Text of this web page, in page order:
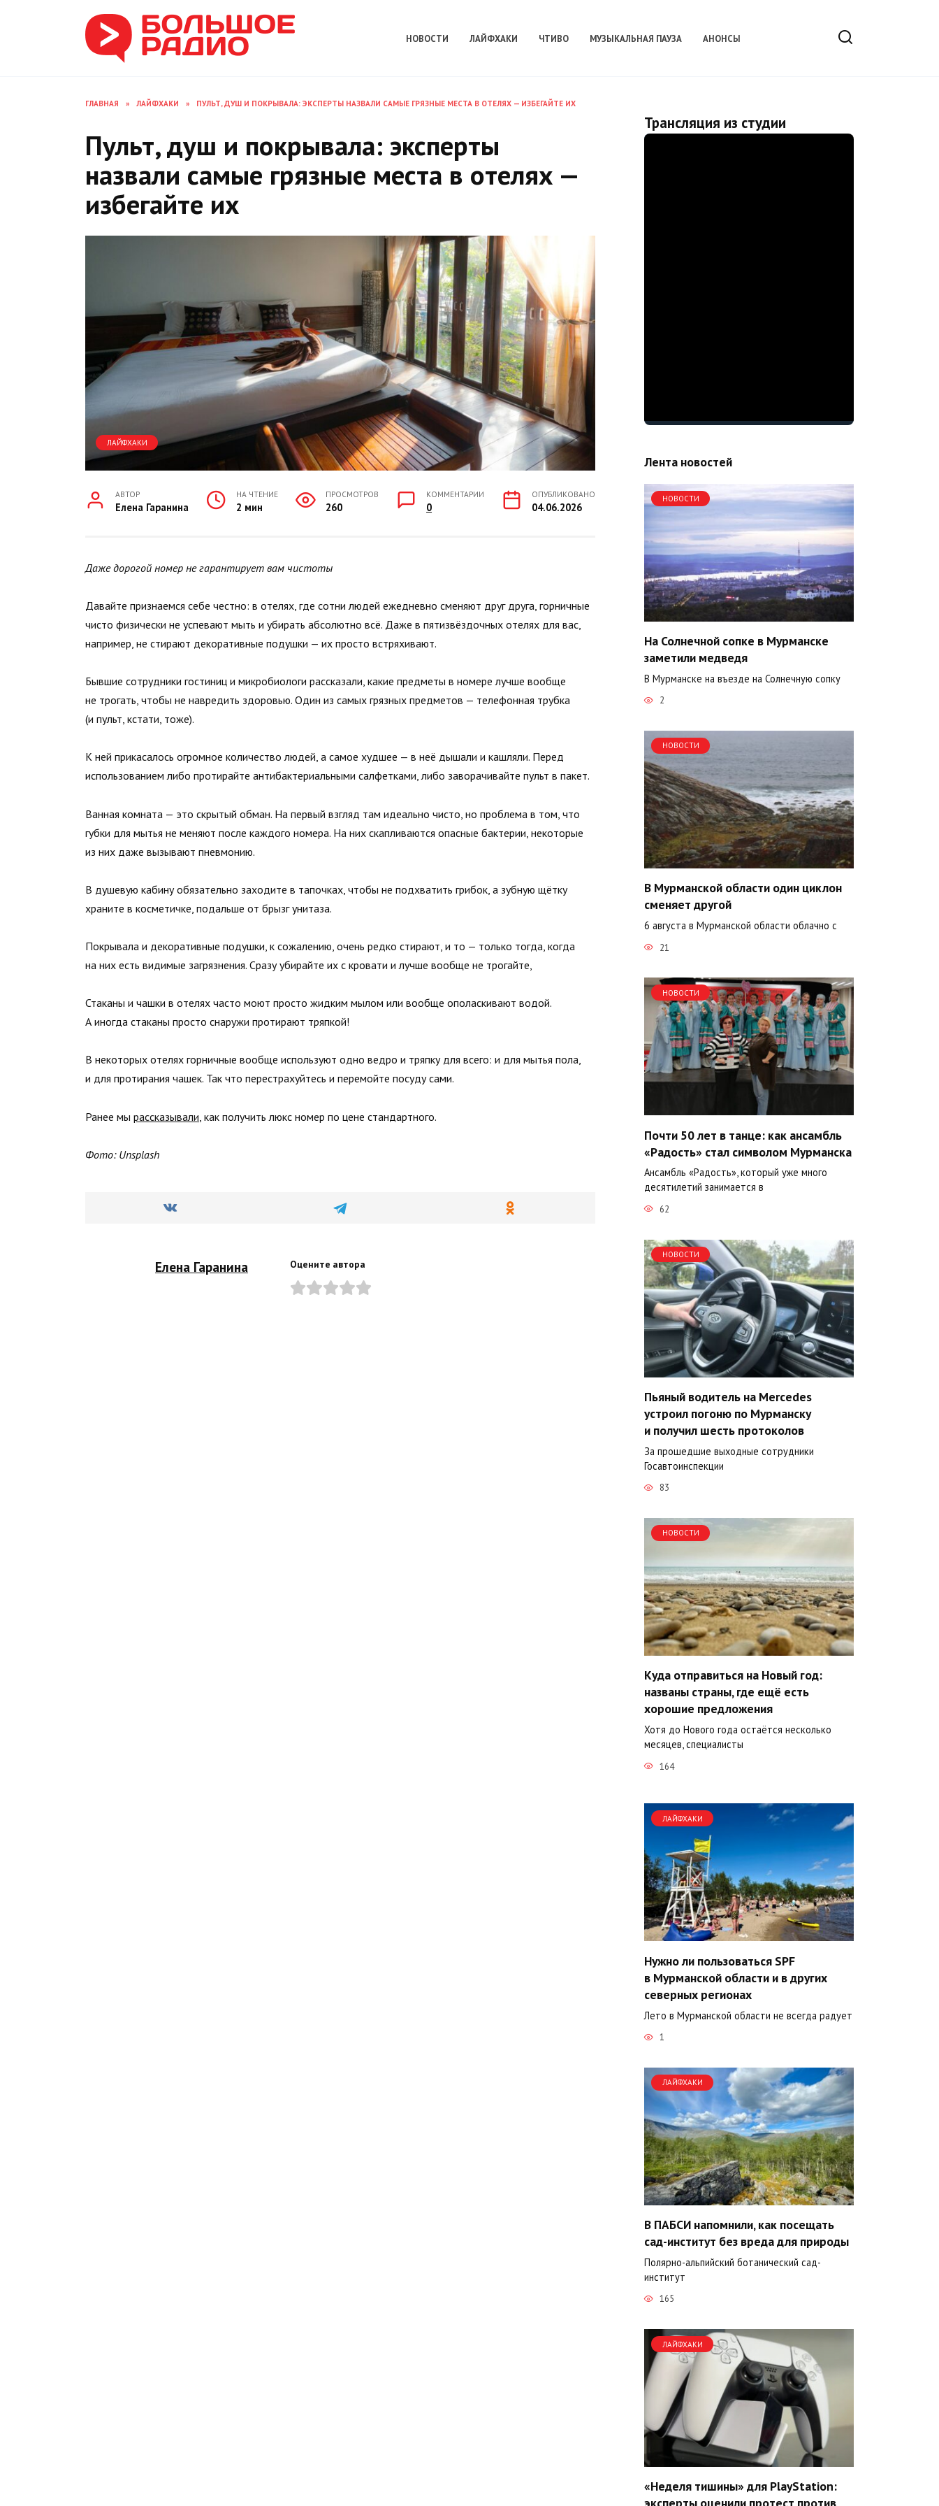
НОВОСТИ ЛАЙФХАКИ ЧТИВО МУЗЫКАЛЬНАЯ ПАУЗА АНОНСЫ
ГЛАВНАЯ » ЛАЙФХАКИ » ПУЛЬТ, ДУШ И ПОКРЫВАЛА: ЭКСПЕРТЫ НАЗВАЛИ САМЫЕ ГРЯЗНЫЕ МЕСТА В ОТЕЛЯХ — ИЗБЕГАЙТЕ ИХ
Пульт, душ и покрывала: эксперты
назвали самые грязные места в отелях —
избегайте их
ЛАЙФХАКИ
АВТОР
Елена Гаранина
НА ЧТЕНИЕ
2 мин
ПРОСМОТРОВ
260
КОММЕНТАРИИ
0
ОПУБЛИКОВАНО
04.06.2026
Даже дорогой номер не гарантирует вам чистоты
Давайте признаемся себе честно: в отелях, где сотни людей ежедневно сменяют друг друга, горничные
чисто физически не успевают мыть и убирать абсолютно всё. Даже в пятизвёздочных отелях для вас,
например, не стирают декоративные подушки — их просто встряхивают.
Бывшие сотрудники гостиниц и микробиологи рассказали, какие предметы в номере лучше вообще
не трогать, чтобы не навредить здоровью. Один из самых грязных предметов — телефонная трубка
(и пульт, кстати, тоже).
К ней прикасалось огромное количество людей, а самое худшее — в неё дышали и кашляли. Перед
использованием либо протирайте антибактериальными салфетками, либо заворачивайте пульт в пакет.
Ванная комната — это скрытый обман. На первый взгляд там идеально чисто, но проблема в том, что
губки для мытья не меняют после каждого номера. На них скапливаются опасные бактерии, некоторые
из них даже вызывают пневмонию.
В душевую кабину обязательно заходите в тапочках, чтобы не подхватить грибок, а зубную щётку
храните в косметичке, подальше от брызг унитаза.
Покрывала и декоративные подушки, к сожалению, очень редко стирают, и то — только тогда, когда
на них есть видимые загрязнения. Сразу убирайте их с кровати и лучше вообще не трогайте,
Стаканы и чашки в отелях часто моют просто жидким мылом или вообще ополаскивают водой.
А иногда стаканы просто снаружи протирают тряпкой!
В некоторых отелях горничные вообще используют одно ведро и тряпку для всего: и для мытья пола,
и для протирания чашек. Так что перестрахуйтесь и перемойте посуду сами.
Ранее мы рассказывали , как получить люкс номер по цене стандартного.
Фото: Unsplash
Елена Гаранина Оцените автора
Трансляция из студии
Лента новостей
НОВОСТИ
На Солнечной сопке в Мурманске
заметили медведя
В Мурманске на въезде на Солнечную сопку
2
НОВОСТИ
В Мурманской области один циклон
сменяет другой
6 августа в Мурманской области облачно с
21
НОВОСТИ
Почти 50 лет в танце: как ансамбль
«Радость» стал символом Мурманска
Ансамбль «Радость», который уже много
десятилетий занимается в
62
НОВОСТИ
Пьяный водитель на Mercedes
устроил погоню по Мурманску
и получил шесть протоколов
За прошедшие выходные сотрудники
Госавтоинспекции
83
НОВОСТИ
Куда отправиться на Новый год:
названы страны, где ещё есть
хорошие предложения
Хотя до Нового года остаётся несколько
месяцев, специалисты
164
ЛАЙФХАКИ
Нужно ли пользоваться SPF
в Мурманской области и в других
северных регионах
Лето в Мурманской области не всегда радует
1
ЛАЙФХАКИ
В ПАБСИ напомнили, как посещать
сад-институт без вреда для природы
Полярно-альпийский ботанический сад-
институт
165
ЛАЙФХАКИ
«Неделя тишины» для PlayStation: